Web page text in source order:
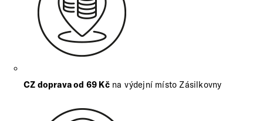
CZ doprava od 69 Kčna výdejní místo Zásilkovny